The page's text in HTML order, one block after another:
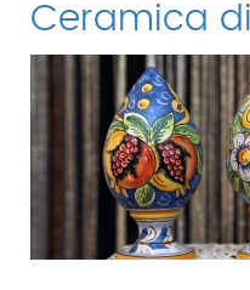
Ceramica